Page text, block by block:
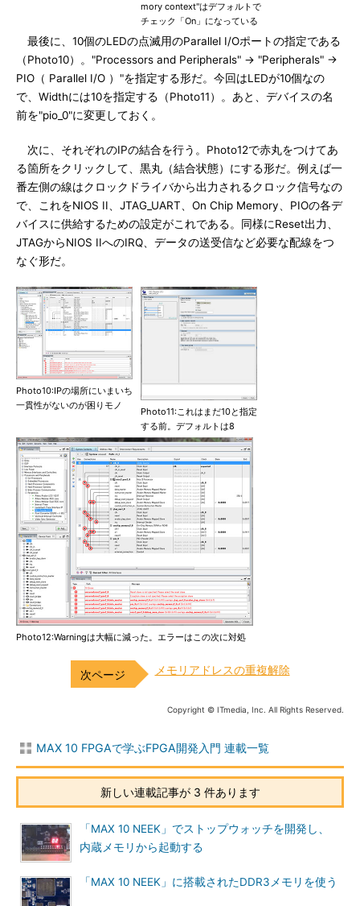
mory context"はデフォルトで
チェック「On」になっている
最後に、10個のLEDの点滅用のParallel I/Oポートの指定である
（Photo10）。"Processors and Peripherals" → "Peripherals" →
PIO（ Parallel I/O ）"を指定する形だ。今回はLEDが10個なの
で、Widthには10を指定する（Photo11）。あと、デバイスの名
前を"pio_0"に変更しておく。
次に、それぞれのIPの結合を行う。Photo12で赤丸をつけてあ
る箇所をクリックして、黒丸（結合状態）にする形だ。例えば一
番左側の線はクロックドライバから出力されるクロック信号なの
で、これをNIOS II、JTAG_UART、On Chip Memory、PIOの各デ
バイスに供給するための設定がこれである。同様にReset出力、
JTAGからNIOS IIへのIRQ、データの送受信など必要な配線をつ
なぐ形だ。
Photo10:IPの場所にいまいち
一貫性がないのが困りモノ
Photo11:これはまだ10と指定
する前。デフォルトは8
Photo12:Warningは大幅に減った。エラーはこの次に対処
メモリアドレスの重複解除
Copyright © ITmedia, Inc. All Rights Reserved.
MAX 10 FPGAで学ぶFPGA開発入門 連載一覧
新しい連載記事が 3 件あります
「MAX 10 NEEK」でストップウォッチを開発し、
内蔵メモリから起動する
「MAX 10 NEEK」に搭載されたDDR3メモリを使う